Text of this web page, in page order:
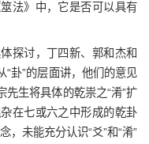
法》中，它是否可以具有
探讨，丁四新、郭和杰和
卦”的层面讲，他们的意见
生将具体的乾祟之“淆”扩
在七或六之中形成的乾卦
，未能充分认识“爻”和“淆”